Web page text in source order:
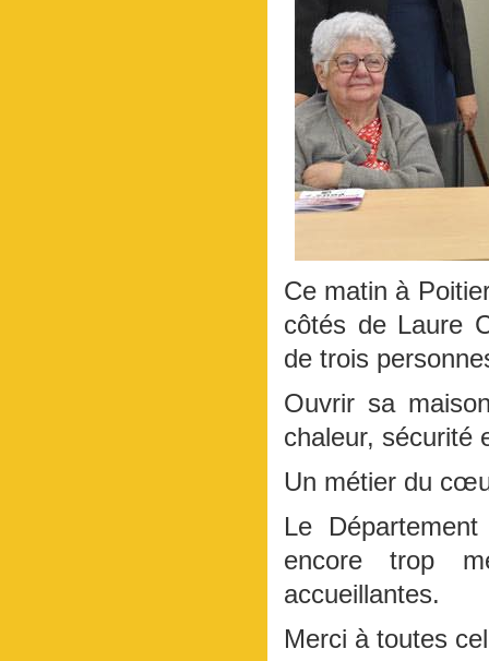
Ce matin à
côtés de Laure
de trois
Ouvrir sa
chaleur, sécurité
Un métier du
Le
encore trop
accueillantes.
Merci à toutes